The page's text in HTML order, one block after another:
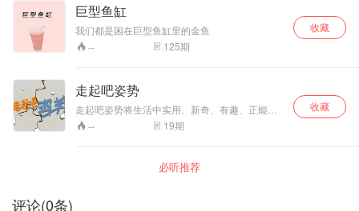
巨型鱼缸
我们都是困在巨型鱼缸里的金鱼
--
125期
收藏
走起吧姿势
走起吧姿势将生活中实用、新奇、有趣、正能量
的知识点传递给大家！
-- 19期
收藏
必听推荐
评论(0条)